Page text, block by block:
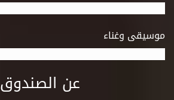
موسيقى وغناء
عن الصندوق